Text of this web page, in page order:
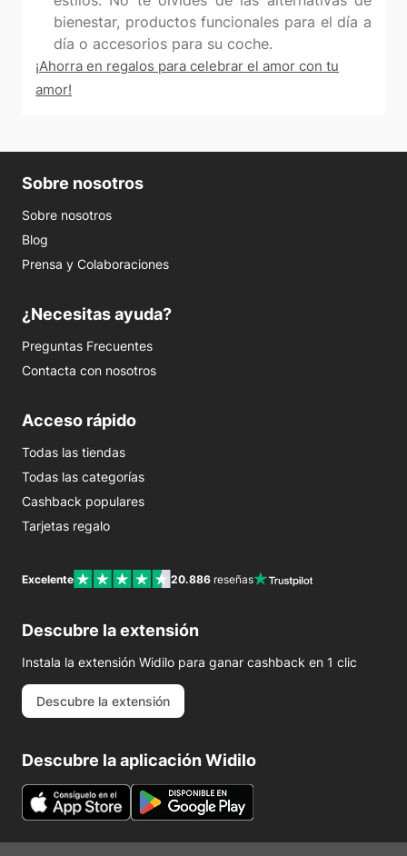
bienestar, productos funcionales para el día a
día o accesorios para su coche.
¡Ahorra en regalos para celebrar el amor con tu
amor!
Sobre nosotros
Sobre nosotros
Blog
Prensa y Colaboraciones
¿Necesitas ayuda?
Preguntas Frecuentes
Contacta con nosotros
Acceso rápido
Todas las tiendas
Todas las categorías
Cashback populares
Tarjetas regalo
Excelente 20.886 reseñas
Descubre la extensión
Instala la extensión Widilo para ganar cashback en 1 clic
Descubre la extensión
Descubre la aplicación Widilo